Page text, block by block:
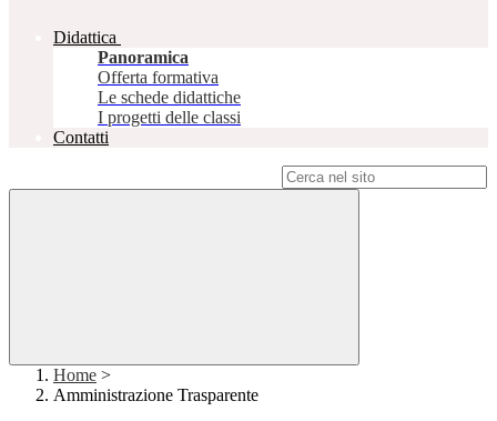
Didattica
Panoramica
Offerta formativa
Le schede didattiche
I progetti delle classi
Contatti
Home >
Amministrazione Trasparente